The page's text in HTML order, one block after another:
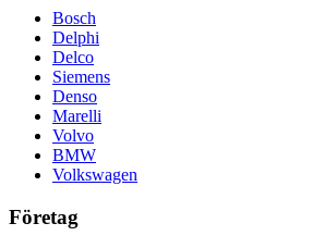
Bosch
Delphi
Delco
Siemens
Denso
Marelli
Volvo
BMW
Volkswagen
Företag